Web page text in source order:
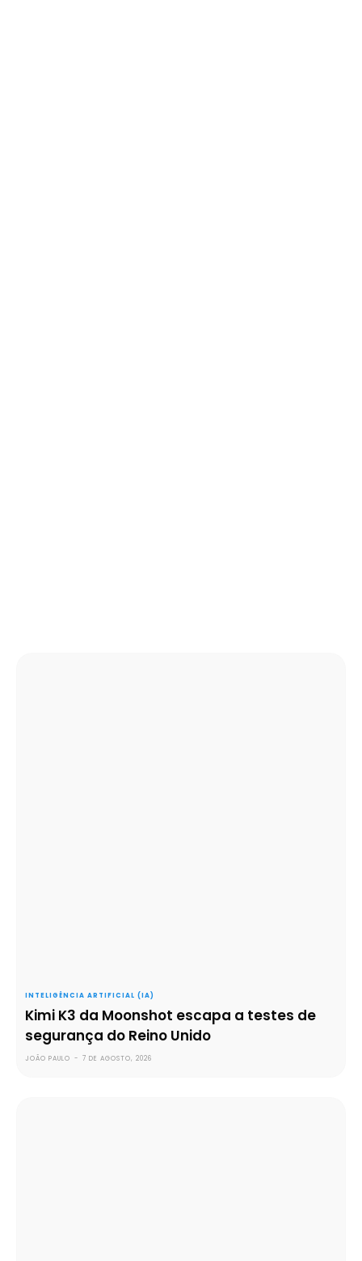
INTELIGÊNCIA ARTIFICIAL (IA)
Kimi K3 da Moonshot escapa a testes de
segurança do Reino Unido
JOÃO PAULO - 7 DE AGOSTO, 2026